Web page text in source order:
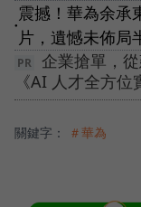
●
震撼！華為余承
片，遺憾未佈局
企業搶單，
《AI 人才全方位
關鍵字： ＃華為